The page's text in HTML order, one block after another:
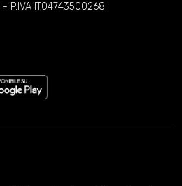
- P.IVA IT04743500268